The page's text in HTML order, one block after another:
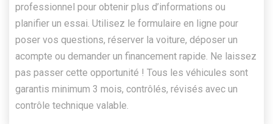
professionnel pour obtenir plus d’informations ou
planifier un essai. Utilisez le formulaire en ligne pour
poser vos questions, réserver la voiture, déposer un
acompte ou demander un financement rapide. Ne laissez
pas passer cette opportunité ! Tous les véhicules sont
garantis minimum 3 mois, contrôlés, révisés avec un
contrôle technique valable.